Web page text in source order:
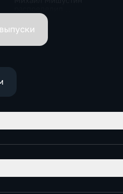
обязанности вице-
премьеров